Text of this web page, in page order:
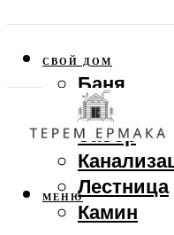
СВОЙ ДОМ
Баня
Веранда
Забор
Лестница
Камин
МЕНЮ